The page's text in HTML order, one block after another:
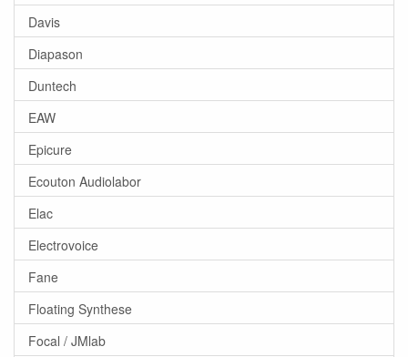
Davis
Diapason
Duntech
EAW
Epicure
Ecouton Audiolabor
Elac
Electrovoice
Fane
Floating Synthese
Focal / JMlab